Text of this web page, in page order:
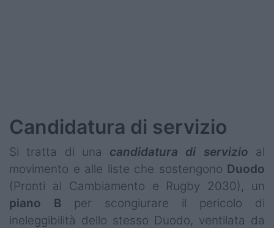
Candidatura di servizio
Si tratta di una candidatura di servizio al
movimento e alle liste che sostengono Duodo
(Pronti al Cambiamento e Rugby 2030), un
piano B per scongiurare il pericolo di
ineleggibilità dello stesso Duodo, ventilata da